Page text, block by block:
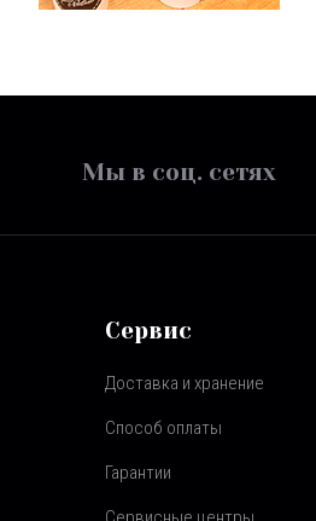
Мы в соц. сетях
Сервис
Доставка и хранение
Способ оплаты
Гарантии